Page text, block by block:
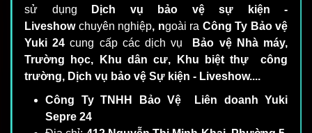
sử dụng
Dịch vụ bảo vệ sự kiện -
Liveshow chuyên nghiệp, ngoài ra Công Ty Bảo vệ
Yuki 24cung cấp các dịch vụ Bảo vệ Nhà máy,
Trường học, Khu dân cư, Khu biệt thự công
trường, Dịch vụ bảo vệ Sự kiện - Liveshow....
Công Ty TNHH Bảo Vệ Liên doanh Yuki
Sepre 24